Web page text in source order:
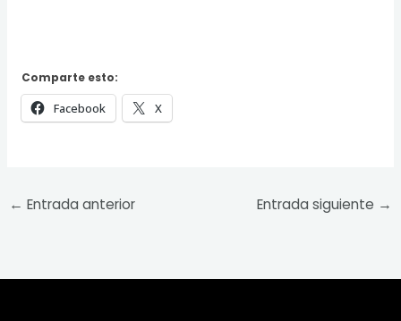
Comparte esto:
Facebook X
← Entrada anterior Entrada siguiente →